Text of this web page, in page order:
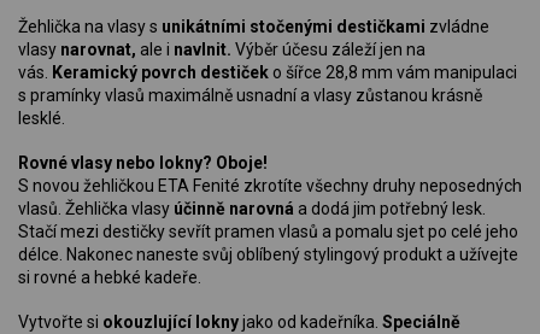
Žehlička na vlasy s unikátními stočenými destičkami zvládne
vlasy narovnat, ale i navlnit. Výběr účesu záleží jen na
vás.
Keramický povrch destičeko šířce 28,8 mm vám manipulaci
s pramínky vlasů maximálně usnadní a vlasy zůstanou krásně
lesklé.
Rovné vlasy nebo lokny? Oboje!
S novou žehličkou ETA Fenité zkrotíte všechny druhy neposedných
vlasů. Žehlička vlasy účinně narovná a dodá jim potřebný lesk.
Stačí mezi destičky sevřít pramen vlasů a pomalu sjet po celé jeho
délce. Nakonec naneste svůj oblíbený stylingový produkt a užívejte
si rovné a hebké kadeře.
Vytvořte si okouzlující loknyjako od kadeřníka. Speciálně